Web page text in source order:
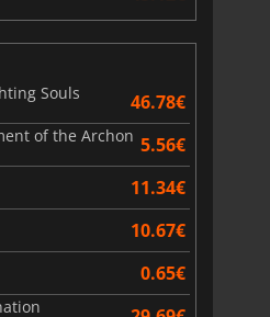
Souls
46.78€
of the Archon 5.56€
11.34€
10.67€
0.65€